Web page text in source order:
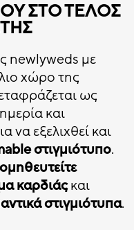
ΣΤΟ ΤΈΛΟΣ
newlyweds με
χώρο της
ως
και
να εξελιχθεί και
στιγμιότυπο.
καρδιάςκαι
στιγμιότυπα.